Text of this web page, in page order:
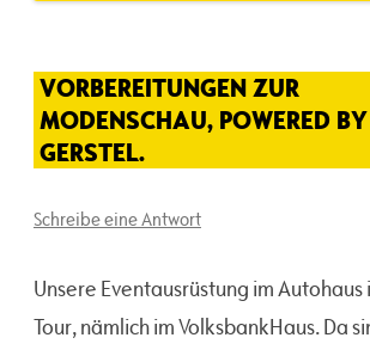
VORBEREITUNGEN ZUR
MODENSCHAU, POWERED BY
GERSTEL.
Schreibe eine Antwort
Unsere Eventausrüstung im
Tour, nämlich im VolksbankHaus. Da